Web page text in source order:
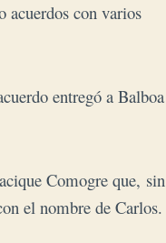
acuerdos con varios
entregó a Balboa
Comogre que, sin
el nombre de Carlos.